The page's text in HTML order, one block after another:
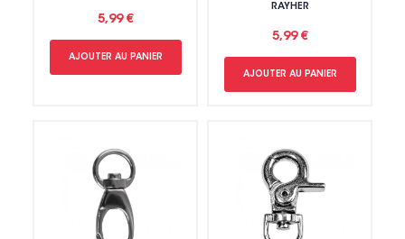
5,99 €
AJOUTER AU PANIER
RAYHER
5,99 €
AJOUTER AU PANIER